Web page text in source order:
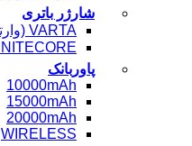
شارژر باتری
VARTA (وارتا)
NITECORE (نایتکور)
پاوربانک
10000mAh
15000mAh
20000mAh
WIRELESS